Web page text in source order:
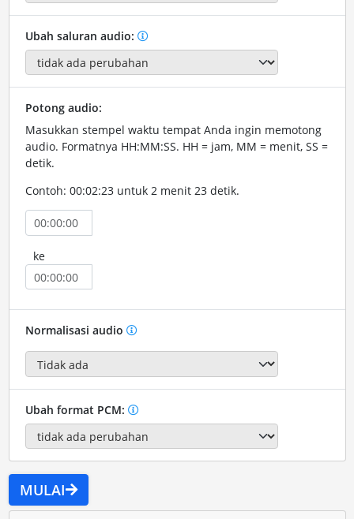
Ubah saluran audio:
Potong audio:
Masukkan stempel waktu tempat Anda ingin memotong
audio. Formatnya HH:MM:SS. HH = jam, MM = menit, SS =
detik.
Contoh: 00:02:23 untuk 2 menit 23 detik.
ke
Normalisasi audio
Ubah format PCM:
MULAI